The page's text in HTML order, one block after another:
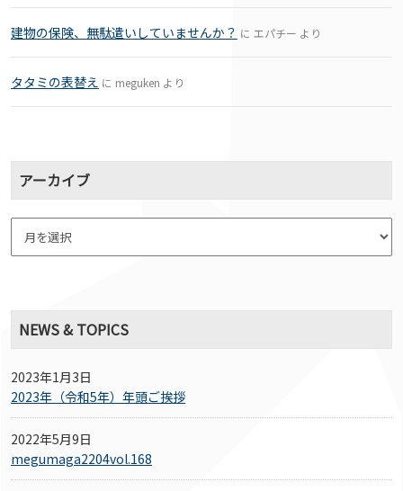
建物の保険、無駄遣いしていませんか？ に エパチー より
タタミの表替え に meguken より
アーカイブ
NEWS & TOPICS
2023年1月3日
2023年（令和5年）年頭ご挨拶
2022年5月9日
megumaga2204vol.168